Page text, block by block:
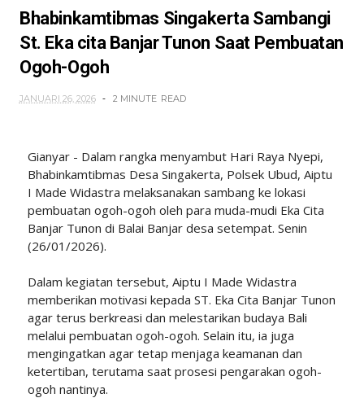
Bhabinkamtibmas Singakerta Sambangi
St. Eka cita Banjar Tunon Saat Pembuatan
Ogoh-Ogoh
JANUARI 26, 2026 2 MINUTE READ
Gianyar - Dalam rangka menyambut Hari Raya Nyepi,
Bhabinkamtibmas Desa Singakerta, Polsek Ubud, Aiptu
I Made Widastra melaksanakan sambang ke lokasi
pembuatan ogoh-ogoh oleh para muda-mudi Eka Cita
Banjar Tunon di Balai Banjar desa setempat. Senin
(26/01/2026).
Dalam kegiatan tersebut, Aiptu I Made Widastra
memberikan motivasi kepada ST. Eka Cita Banjar Tunon
agar terus berkreasi dan melestarikan budaya Bali
melalui pembuatan ogoh-ogoh. Selain itu, ia juga
mengingatkan agar tetap menjaga keamanan dan
ketertiban, terutama saat prosesi pengarakan ogoh-
ogoh nantinya.